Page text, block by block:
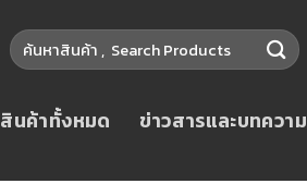
ค้นหา:
สินค้าทั้งหมด ข่าวสารและบทความ